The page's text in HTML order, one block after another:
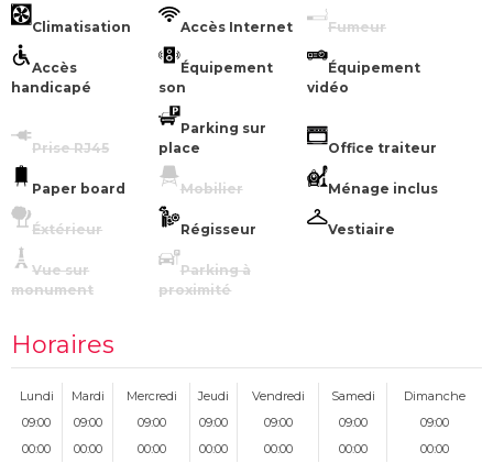
Immersion Complète : Des décors fidèles à l'univers de Gotham City,
offrant une expérience visuelle époustouflante.
Grande Superficie : 3 000 m² d'espaces adaptables pour répondre à tous
vos besoins de production.
Qualité Cinématographique : Des détails soignés et des effets réalistes pour
des scènes captivantes.
Flexibilité : Décors personnalisables et espace suffisant pour des équipes
techniques complètes.
Accessibilité : Situé au cœur de Paris, avec toutes les commodités
nécessaires pour un tournage réussi.
Pour vos projets de tournage à la recherche d'un cadre unique et immersif,
Le Gotham City est la destination idéale. Plongez vos acteurs et votre
mémorables qui captiveront votre audience. Contactez-nous dès
aujourd'hui pour discuter de vos besoins de tournage et découvrir tout ce
Climatisation Accès Internet Fumeur
Accès
handicapé
Équipement
son
Équipement
vidéo
Prise RJ45
Parking sur
place
Office traiteur
Paper board Mobilier Ménage inclus
Éxtérieur Régisseur Vestiaire
Vue sur
monument
Parking à
proximité
Horaires
Lundi Mardi Mercredi Jeudi Vendredi Samedi
Dimanche
09:00
09:00 09:00 09:00 09:00 09:00
09:00
00:00
00:00 00:00 00:00 00:00 00:00 00:00